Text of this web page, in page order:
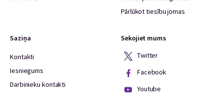
Pārlūkot tiesību jomas
Saziņa
Kontakti
Iesniegums
Darbinieku kontakti
Sekojiet mums
Twitter
Facebook
Youtube